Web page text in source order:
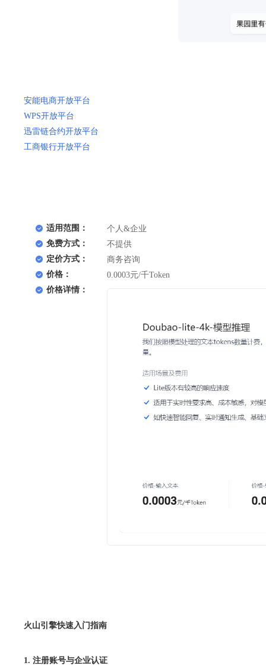
安能电商开放平台
WPS开放平台
迅雷链合约开放平台
工商银行开放平台
适用范围：
个人&企业
免费方式：
不提供
定价方式：
商务咨询
价格：
0.0003元/千Token
价格详情：
火山引擎快速入门指南
1. 注册账号与企业认证